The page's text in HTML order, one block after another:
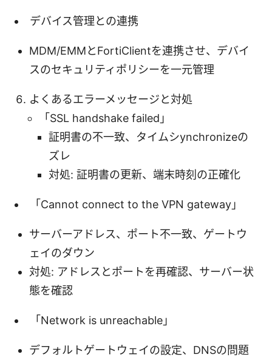
デバイス管理との連携
MDM/EMMとFortiClientを連携させ、デバイ
スのセキュリティポリシーを一元管理
よくあるエラーメッセージと対処
「SSL handshake failed」
証明書の不一致、タイムシynchronizeの
ズレ
対処: 証明書の更新、端末時刻の正確化
「Cannot connect to the VPN gateway」
サーバーアドレス、ポート不一致、ゲートウ
ェイのダウン
対処: アドレスとポートを再確認、サーバー状
態を確認
「Network is unreachable」
デフォルトゲートウェイの設定、DNSの問題